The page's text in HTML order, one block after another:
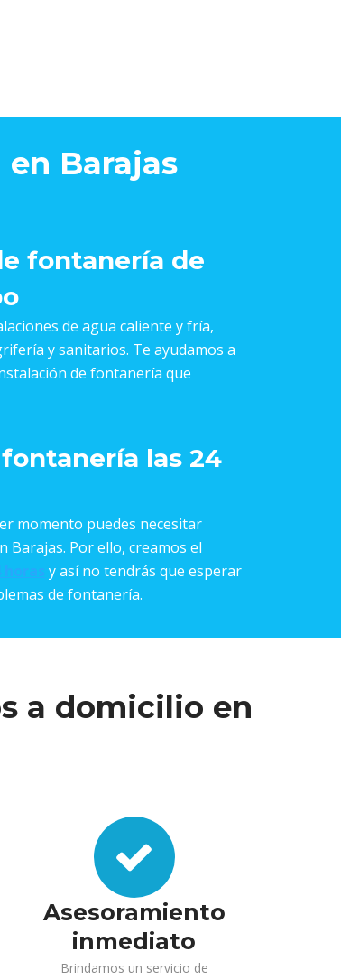
Barajas
fontanería de
de agua caliente y fría,
y sanitarios. Te ayudamos a
de fontanería que
las 24
momento puedes necesitar
Barajas. Por ello, creamos el
horas y así no tendrás que esperar
de fontanería.
a domicilio en
Asesoramiento
inmediato
Brindamos un servicio de